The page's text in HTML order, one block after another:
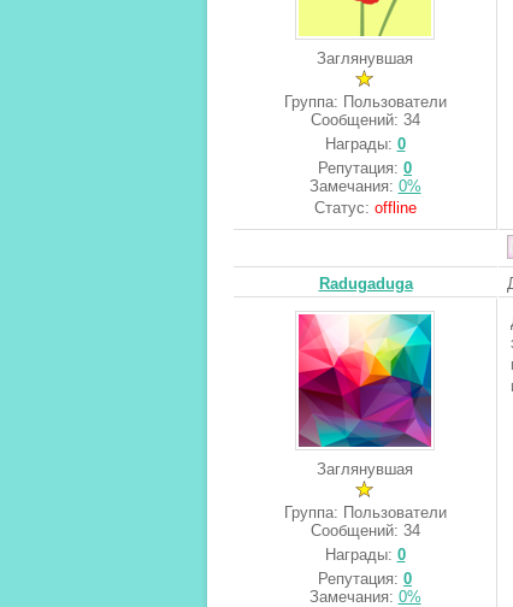
Заглянувшая
Группа: Пользователи
Сообщений: 34
Награды: 0
Репутация: 0
Замечания: 0%
Статус: offline
Radugaduga
Заглянувшая
Группа: Пользователи
Сообщений: 34
Награды: 0
Репутация: 0
Замечания: 0%